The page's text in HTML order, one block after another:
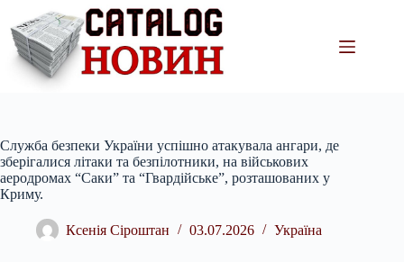
вмісту
Служба безпеки України успішно атакувала ангари, де
зберігалися літаки та безпілотники, на військових
аеродромах “Саки” та “Гвардійське”, розташованих у
Криму.
Ксенія Сіроштан 03.07.2026 Україна